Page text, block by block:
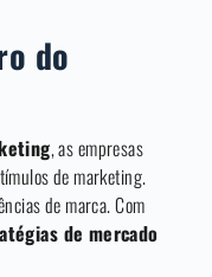
do
, as empresas
de marketing.
de marca. Com
de mercado